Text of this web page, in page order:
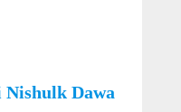
Dawa